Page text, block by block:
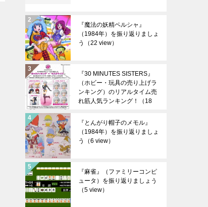
『魔法の妖精ペルシャ』
（1984年）を振り返りましょ
う
（22 view）
『30 MINUTES SISTERS』
（ホビー・玩具の売り上げラ
ンキング）のリアルタイム売
れ筋人気ランキング！
（18
『とんがり帽子のメモル』
（1984年）を振り返りましょ
う
（6 view）
『麻雀』（ファミリーコンピ
ュータ）を振り返りましょう
（5 view）